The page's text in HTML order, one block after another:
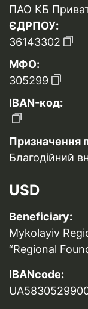
ПАО КБ
ЄДРПОУ:
36143302
МФО:
305299
IBAN-код:
Призначення
Благодійний
USD
Beneficiary:
Mykolayiv
“Regional
IBANcode: